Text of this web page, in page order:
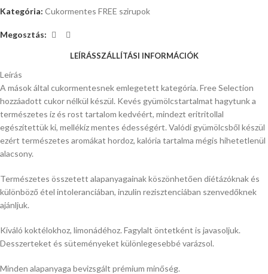
Kategória: Cukormentes FREE szirupok
Megosztás:
LEÍRÁSSZÁLLÍTÁSI INFORMÁCIÓK
Leírás
A mások által cukormentesnek emlegetett kategória. Free Selection
hozzáadott cukor nélkül készül. Kevés gyümölcstartalmat hagytunk a
természetes íz és rost tartalom kedvéért, mindezt eritritollal
egészítettük ki, mellékíz mentes édességért. Valódi gyümölcsből készül
ezért természetes aromákat hordoz, kalória tartalma mégis hihetetlenül
alacsony.
Természetes összetett alapanyagainak köszönhetően diétázóknak és
különböző étel intoleranciában, inzulin rezisztenciában szenvedőknek
ajánljuk.
Kiváló koktélokhoz, limonádéhoz. Fagylalt öntetként is javasoljuk.
Desszerteket és süteményeket különlegesebbé varázsol.
Minden alapanyaga bevizsgált prémium minőség.